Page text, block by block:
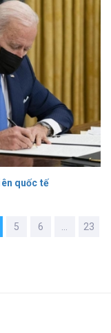
quốc tế
5 6 23